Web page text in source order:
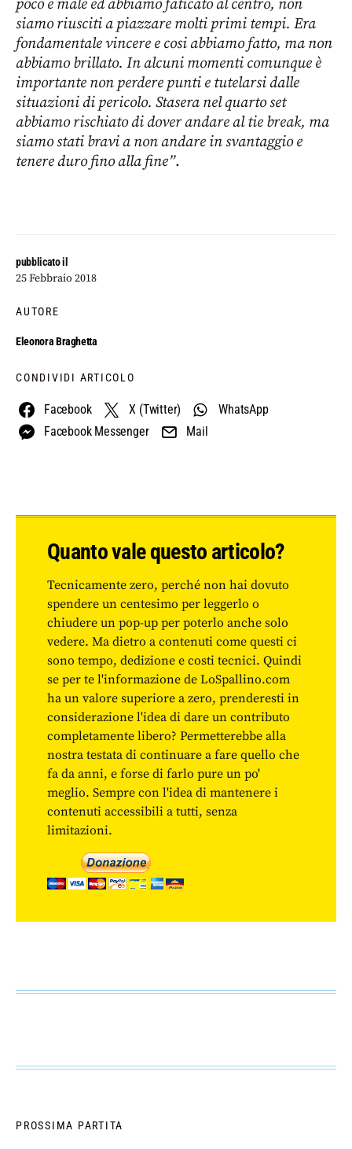
pubblicato il
25 Febbraio 2018
AUTORE
Eleonora Braghetta
CONDIVIDI ARTICOLO
Facebook X (Twitter)
WhatsApp
Facebook Messenger
Mail
poco e male ed abbiamo faticato al centro, non
siamo riusciti a piazzare molti primi tempi. Era
fondamentale vincere e cosi abbiamo fatto, ma non
abbiamo brillato. In alcuni momenti comunque è
importante non perdere punti e tutelarsi dalle
situazioni di pericolo. Stasera nel quarto set
abbiamo rischiato di dover andare al tie break, ma
siamo stati bravi a non andare in svantaggio e
tenere duro fino alla fine”.
Quanto vale questo articolo?
Tecnicamente zero, perché non hai dovuto
spendere un centesimo per leggerlo o
chiudere un pop-up per poterlo anche solo
vedere. Ma dietro a contenuti come questi ci
sono tempo, dedizione e costi tecnici. Quindi
se per te l'informazione de LoSpallino.com
ha un valore superiore a zero, prenderesti in
considerazione l'idea di dare un contributo
completamente libero? Permetterebbe alla
nostra testata di continuare a fare quello che
fa da anni, e forse di farlo pure un po'
meglio. Sempre con l'idea di mantenere i
contenuti accessibili a tutti, senza
limitazioni.
PROSSIMA PARTITA